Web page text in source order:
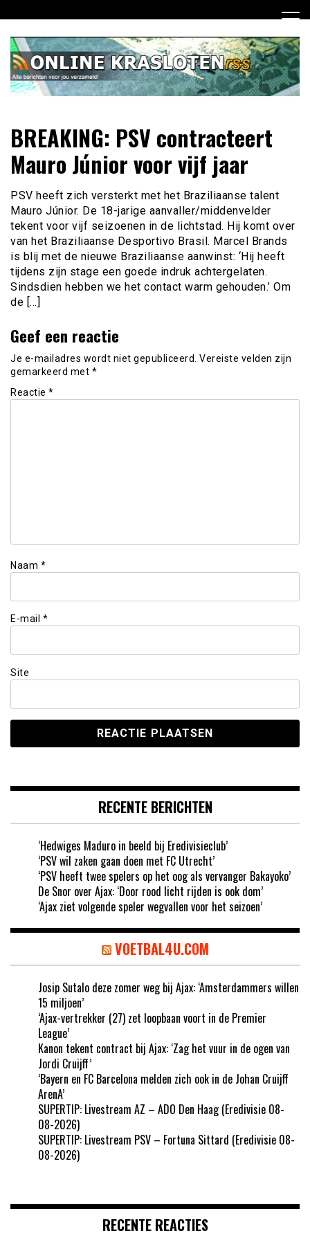
naar
inhoud
Online Krasloten RSS
jou verzameld
BREAKING: PSV contracteert
Mauro Júnior voor vijf jaar
PSV heeft zich versterkt met het Braziliaanse talent
Mauro Júnior. De 18-jarige aanvaller/middenvelder
tekent voor vijf seizoenen in de lichtstad. Hij komt over
van het Braziliaanse Desportivo Brasil. Marcel Brands
is blij met de nieuwe Braziliaanse aanwinst: ‘Hij heeft
tijdens zijn stage een goede indruk achtergelaten.
Sindsdien hebben we het contact warm gehouden.’ Om
de […]
Geef een reactie
Je e-mailadres wordt niet gepubliceerd. Vereiste velden zijn
gemarkeerd met *
Reactie *
Naam *
E-mail *
Site
RECENTE BERICHTEN
‘Hedwiges Maduro in beeld bij Eredivisieclub’
‘PSV wil zaken gaan doen met FC Utrecht’
‘PSV heeft twee spelers op het oog als vervanger Bakayoko’
De Snor over Ajax: ‘Door rood licht rijden is ook dom’
‘Ajax ziet volgende speler wegvallen voor het seizoen’
VOETBAL4U.COM
Josip Sutalo deze zomer weg bij Ajax: ‘Amsterdammers willen
15 miljoen’
‘Ajax-vertrekker (27) zet loopbaan voort in de Premier
League’
Kanon tekent contract bij Ajax: ‘Zag het vuur in de ogen van
Jordi Cruijff’
‘Bayern en FC Barcelona melden zich ook in de Johan Cruijff
ArenA’
SUPERTIP: Livestream AZ – ADO Den Haag (Eredivisie 08-
08-2026)
SUPERTIP: Livestream PSV – Fortuna Sittard (Eredivisie 08-
08-2026)
RECENTE REACTIES